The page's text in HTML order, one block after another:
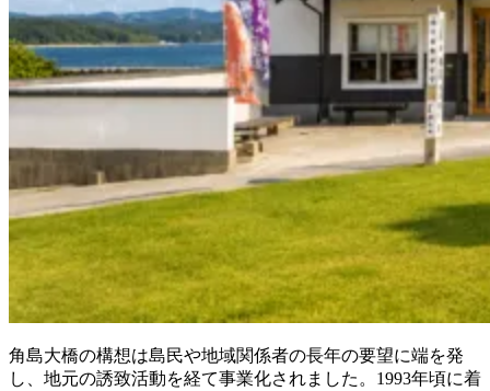
角島大橋の構想は島民や地域関係者の長年の要望に端を発
し、地元の誘致活動を経て事業化されました。1993年頃に着